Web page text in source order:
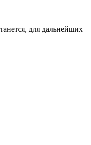
для дальнейших